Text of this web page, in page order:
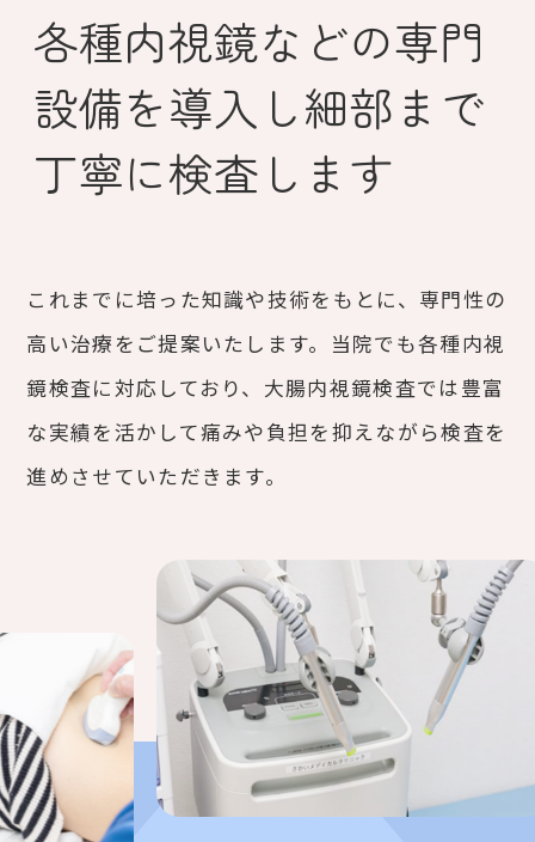
各種内視鏡などの専門
設備を導入し細部まで
丁寧に検査します
これまでに培った知識や技術をもとに、専門性の
高い治療をご提案いたします。当院でも各種内視
鏡検査に対応しており、大腸内視鏡検査では豊富
な実績を活かして痛みや負担を抑えながら検査を
進めさせていただきます。